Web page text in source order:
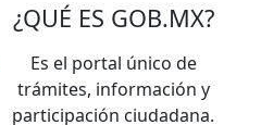
¿QUÉ ES GOB.MX?
Es el portal único de
trámites, información y
participación ciudadana.